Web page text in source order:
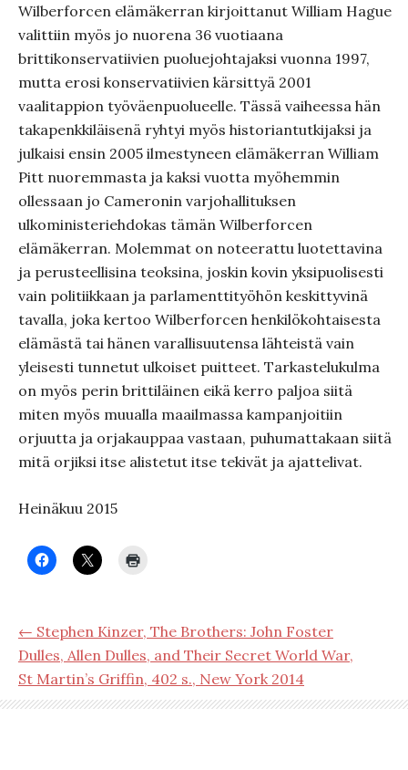
Wilberforcen elämäkerran kirjoittanut William Hague
valittiin myös jo nuorena 36 vuotiaana
brittikonservatiivien puoluejohtajaksi vuonna 1997,
mutta erosi konservatiivien kärsittyä 2001
vaalitappion työväenpuolueelle. Tässä vaiheessa hän
takapenkkiläisenä ryhtyi myös historiantutkijaksi ja
julkaisi ensin 2005 ilmestyneen elämäkerran William
Pitt nuoremmasta ja kaksi vuotta myöhemmin
ollessaan jo Cameronin varjohallituksen
ulkoministeriehdokas tämän Wilberforcen
elämäkerran. Molemmat on noteerattu luotettavina
ja perusteellisina teoksina, joskin kovin yksipuolisesti
vain politiikkaan ja parlamenttityöhön keskittyvinä
tavalla, joka kertoo Wilberforcen henkilökohtaisesta
elämästä tai hänen varallisuutensa lähteistä vain
yleisesti tunnetut ulkoiset puitteet. Tarkastelukulma
on myös perin brittiläinen eikä kerro paljoa siitä
miten myös muualla maailmassa kampanjoitiin
orjuutta ja orjakauppaa vastaan, puhumattakaan siitä
mitä orjiksi itse alistetut itse tekivät ja ajattelivat.
Heinäkuu 2015
← Stephen Kinzer, The Brothers: John Foster
Dulles, Allen Dulles, and Their Secret World War,
St Martin’s Griffin, 402 s., New York 2014